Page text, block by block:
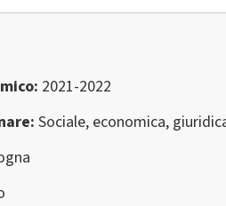
2021-2022
Sociale, economica,